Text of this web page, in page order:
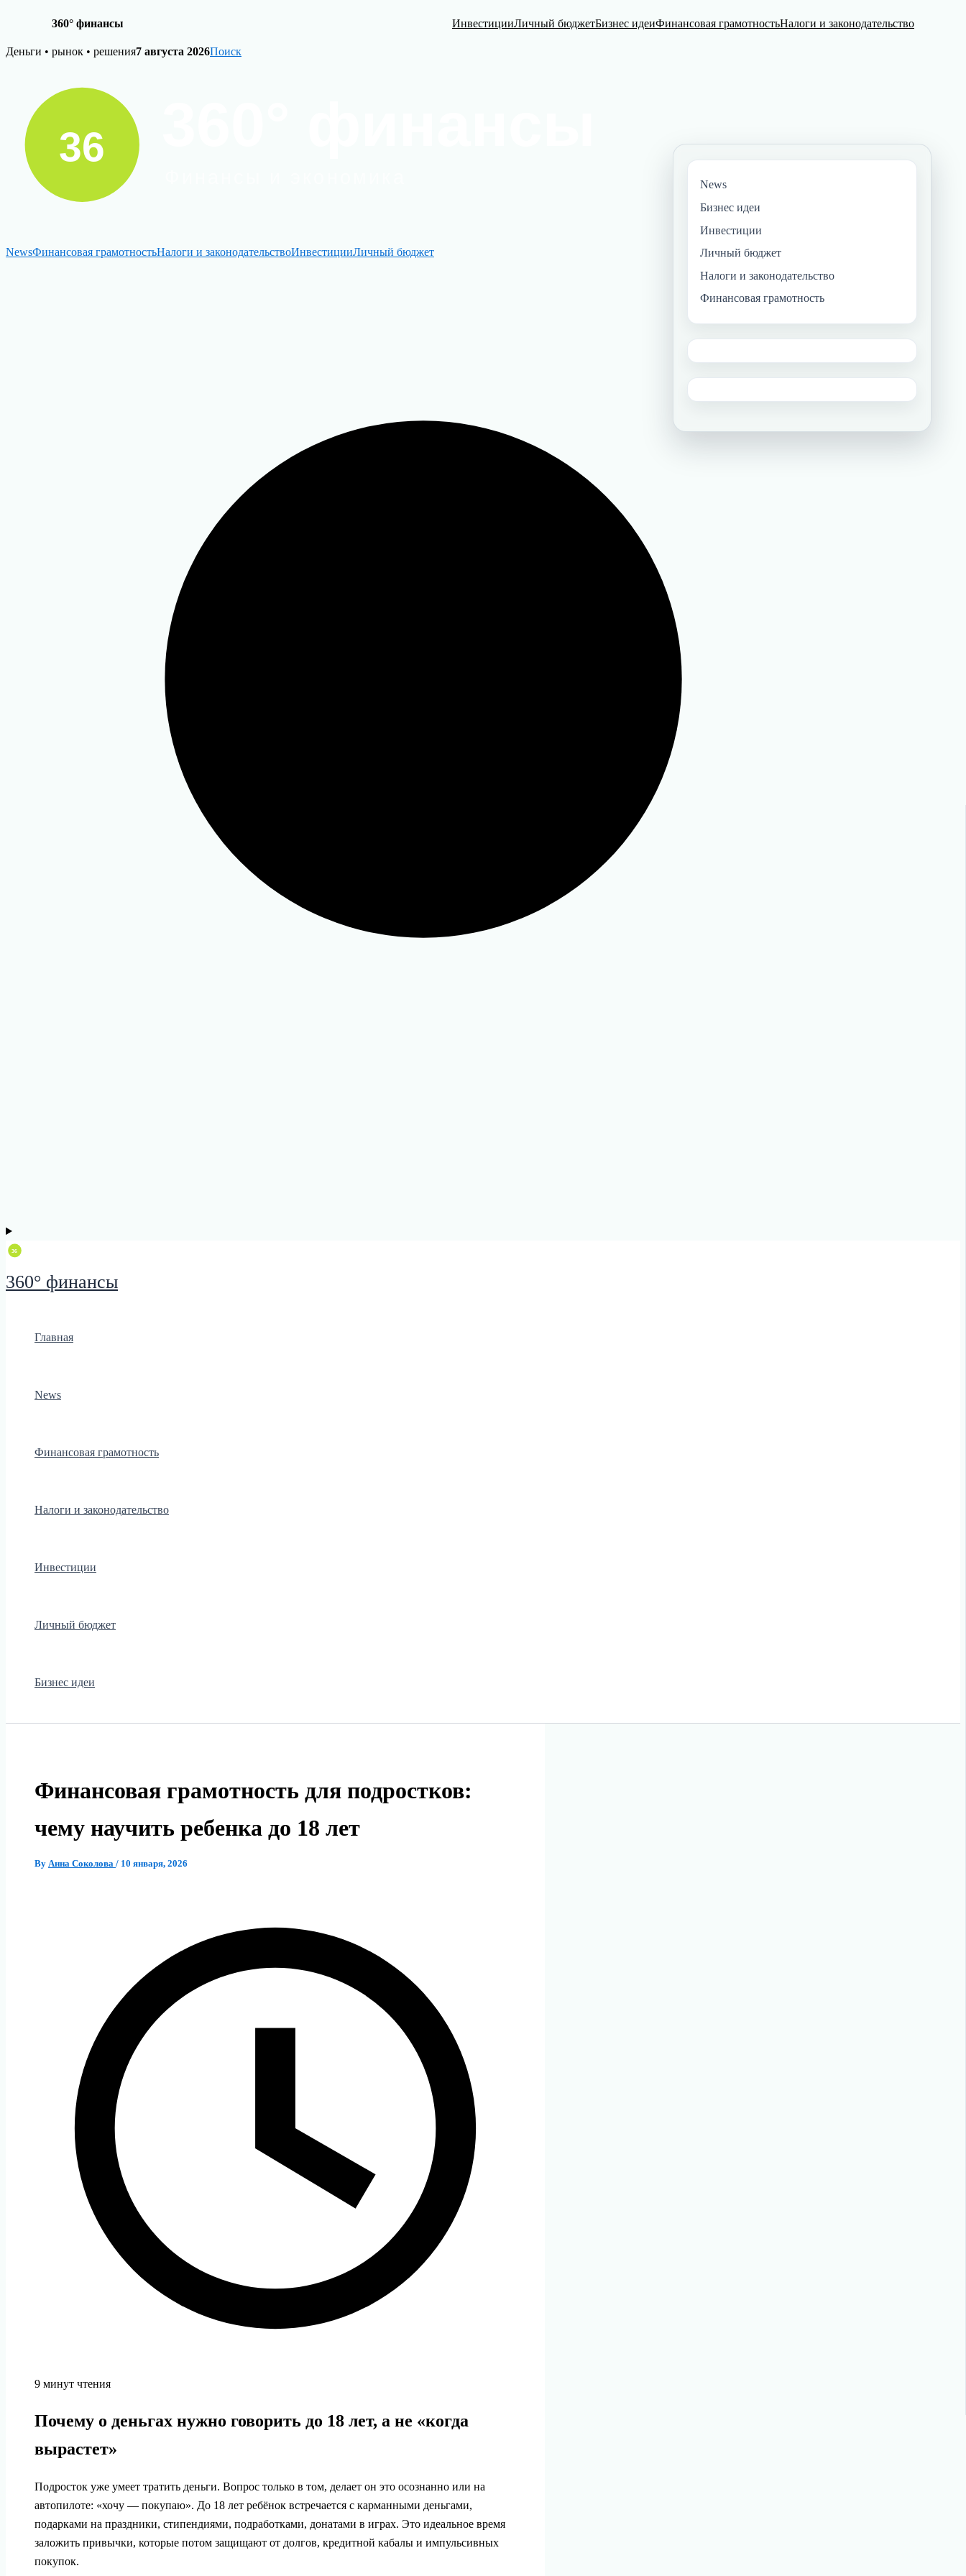
360° финансы ИнвестицииЛичный бюджетБизнес идеиФинансовая грамотностьНалоги и законодательство
Skip
Деньги • рынок • решения7 августа 2026Поиск
NewsФинансовая грамотностьНалоги и законодательствоИнвестицииЛичный бюджет
360° финансы
Главная
News
Финансовая грамотность
Налоги и законодательство
Инвестиции
Личный бюджет
Бизнес идеи
Финансовая грамотность для подростков:
чему научить ребенка до 18 лет
By Анна Соколова / 10 января, 2026
9 минут чтения
Почему о деньгах нужно говорить до 18 лет, а не «когда
вырастет»
Подросток уже умеет тратить деньги. Вопрос только в том, делает он это осознанно или на
автопилоте: «хочу — покупаю». До 18 лет ребёнок встречается с карманными деньгами,
подарками на праздники, стипендиями, подработками, донатами в играх. Это идеальное время
заложить привычки, которые потом защищают от долгов, кредитной кабалы и импульсивных
покупок.
News
Бизнес идеи
Инвестиции
Личный бюджет
Налоги и законодательство
Финансовая грамотность